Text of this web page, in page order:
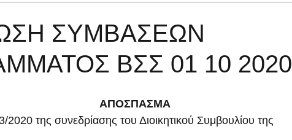
ΣΥΜΒΑΣΕΩΝ
ΒΣΣ 01 10 2020
ΑΠΟΣΠΑΣΜΑ
της συνεδρίασης του Διοικητικού Συμβουλίου της